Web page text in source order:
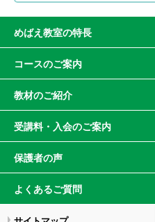
めばえ教室の特長
コースのご案内
教材のご紹介
受講料・入会のご案内
保護者の声
よくあるご質問